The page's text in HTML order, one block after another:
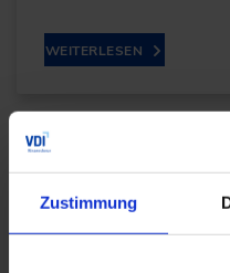
Zustimmung
WEITERLESEN
Künstliche